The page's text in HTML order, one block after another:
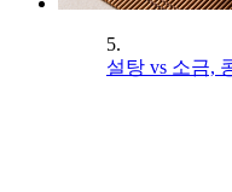
5.
설탕 vs 소금,